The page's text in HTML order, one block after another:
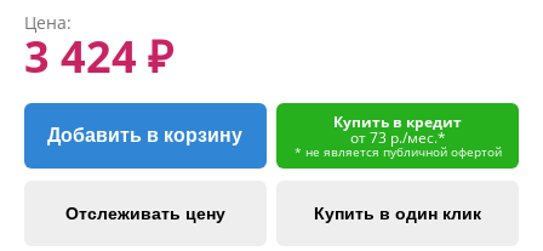
Цена:
3 424 ₽
Добавить в корзину
Купить в кредит
от 73 р./мес.*
* не является публичной офертой
Отслеживать цену Купить в один клик